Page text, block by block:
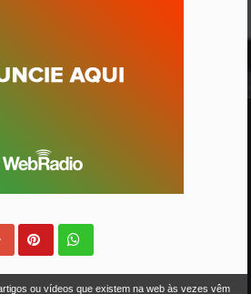
ou vídeos que existem na web às vezes vêm